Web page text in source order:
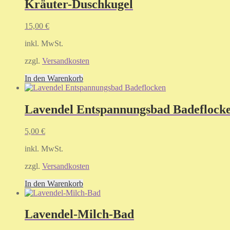
Kräuter-Duschkugel
15,00 €
inkl. MwSt.
zzgl. Versandkosten
In den Warenkorb
Lavendel Entspannungsbad
5,00 €
inkl. MwSt.
zzgl. Versandkosten
In den Warenkorb
Lavendel-Milch-Bad